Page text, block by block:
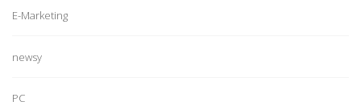
E-Marketing
newsy
PC